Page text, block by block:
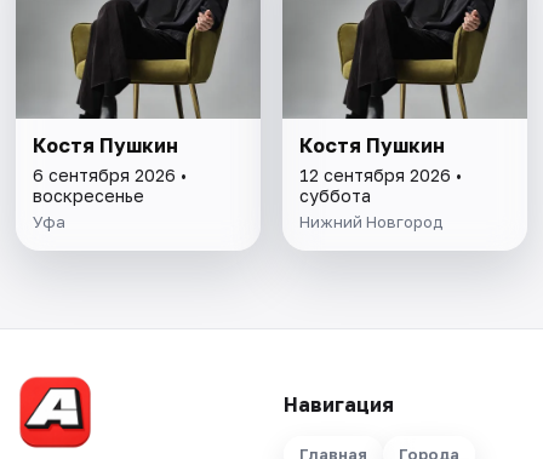
Костя Пушкин
6 сентября 2026 •
воскресенье
Уфа
Костя Пушкин
12 сентября 2026 •
суббота
Нижний Новгород
Навигация
Главная Города